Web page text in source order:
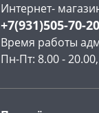
Интернет-
+7(931)505-70-20
Время работы
Пн-Пт: 8.00 -